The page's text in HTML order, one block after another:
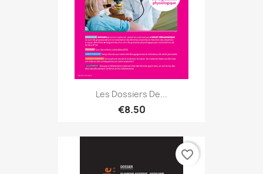
Les Dossiers De...
€8.50
favorite_border